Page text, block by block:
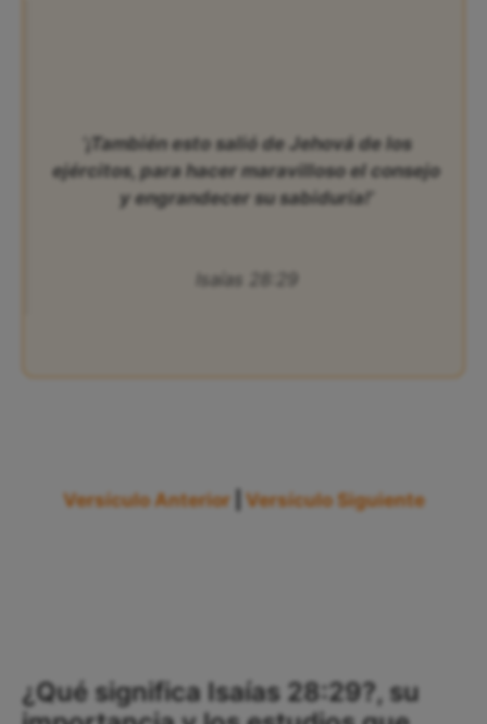
‘¡También esto salió de Jehová de los
ejércitos, para hacer maravilloso el consejo
y engrandecer su sabiduría!’
Isaías 28:29
Versículo Anterior Versículo Siguiente
¿Qué significa Isaías 28:29?, su